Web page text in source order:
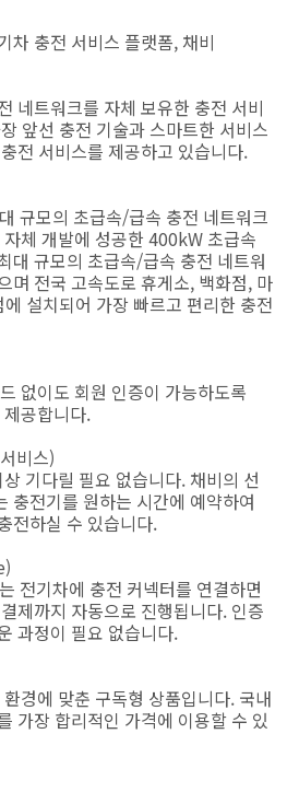
차 충전 서비스 플랫폼, 채비
네트워크를 자체 보유한 충전 서비
앞선 충전 기술과 스마트한 서비스
전 서비스를 제공하고 있습니다.
규모의 초급속/급속 충전 네트워크
체 개발에 성공한 400kW 초급속
대 규모의 초급속/급속 충전 네트워
며 전국 고속도로 휴게소, 백화점, 마
설치되어 가장 빠르고 편리한 충전
없이도 회원 인증이 가능하도록
공합니다.
비스)
기다릴 필요 없습니다. 채비의 선
충전기를 원하는 시간에 예약하여
전하실 수 있습니다.
전기차에 충전 커넥터를 연결하면
제까지 자동으로 진행됩니다. 인증
과정이 필요 없습니다.
경에 맞춘 구독형 상품입니다. 국내
가장 합리적인 가격에 이용할 수 있